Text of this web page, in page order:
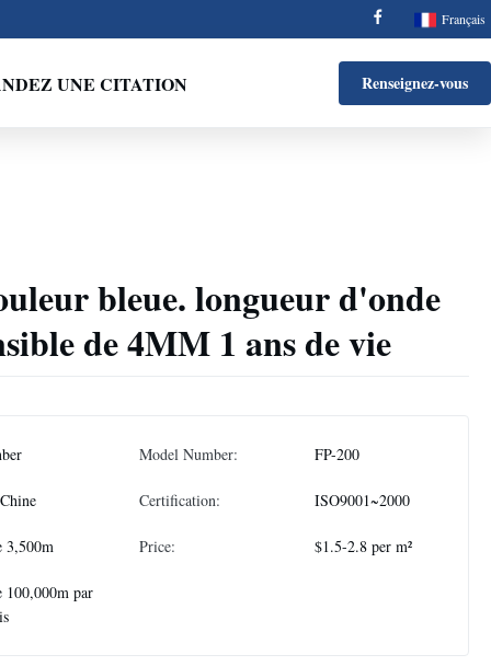
Français
UNE CITATION Renseignez-vous
bleue. longueur d'onde
de 4MM 1 ans de vie
Model Number: FP-200
Certification: ISO9001~2000
3,500m Price: $1.5-2.8 per m²
100,000m par